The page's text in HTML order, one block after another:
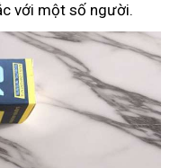
với một số người.